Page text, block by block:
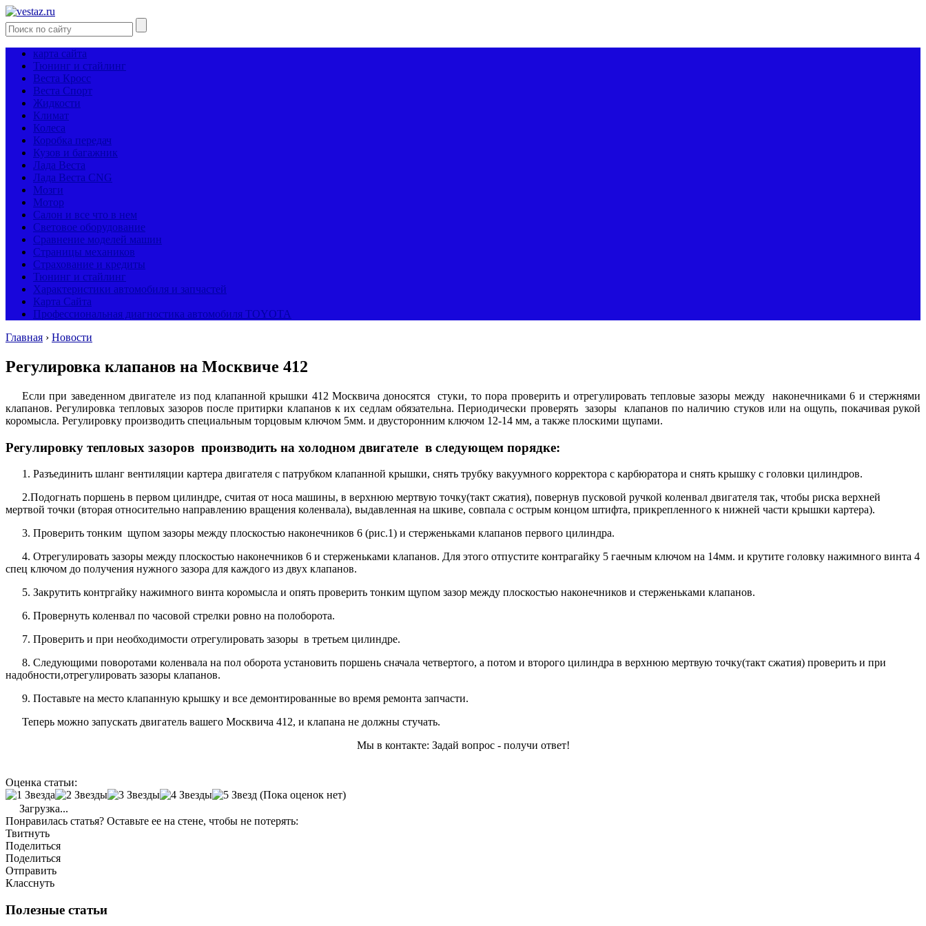
карта сайта
Тюнинг и стайлинг
Веста Кросс
Веста Спорт
Жидкости
Климат
Колеса
Коробка передач
Кузов и багажник
Лада Веста
Лада Веста CNG
Мозги
Мотор
Салон и все что в нем
Световое оборудование
Сравнение моделей машин
Страницы механиков
Страхование и кредиты
Тюнинг и стайлинг
Характеристики автомобиля и запчастей
Карта Сайта
Профессиональная диагностика автомобиля TOYOTA
Главная › Новости
Регулировка клапанов на Москвиче 412
Если при заведенном двигателе из под клапанной крышки 412 Москвича доносятся стуки, то пора проверить и отрегулировать тепловые зазоры между наконечниками 6 и стержнями
клапанов. Регулировка тепловых зазоров после притирки клапанов к их седлам обязательна. Периодически проверять зазоры клапанов по наличию стуков или на ощупь, покачивая рукой
коромысла. Регулировку производить специальным торцовым ключом 5мм. и двусторонним ключом 12-14 мм, а также плоскими щупами.
Регулировку тепловых зазоров производить на холодном двигателе в следующем порядке:
1. Разъединить шланг вентиляции картера двигателя с патрубком клапанной крышки, снять трубку вакуумного корректора с карбюратора и снять крышку с головки цилиндров.
2.Подогнать поршень в первом цилиндре, считая от носа машины, в верхнюю мертвую точку(такт сжатия), повернув пусковой ручкой коленвал двигателя так, чтобы риска верхней
мертвой точки (вторая относительно направлению вращения коленвала), выдавленная на шкиве, совпала с острым концом штифта, прикрепленного к нижней части крышки картера).
3. Проверить тонким щупом зазоры между плоскостью наконечников 6 (рис.1) и стерженьками клапанов первого цилиндра.
4. Отрегулировать зазоры между плоскостью наконечников 6 и стерженьками клапанов. Для этого отпустите контрагайку 5 гаечным ключом на 14мм. и крутите головку нажимного винта 4
спец ключом до получения нужного зазора для каждого из двух клапанов.
5. Закрутить контргайку нажимного винта коромысла и опять проверить тонким щупом зазор между плоскостью наконечников и стерженьками клапанов.
6. Провернуть коленвал по часовой стрелки ровно на полоборота.
7. Проверить и при необходимости отрегулировать зазоры в третьем цилиндре.
8. Следующими поворотами коленвала на пол оборота установить поршень сначала четвертого, а потом и второго цилиндра в верхнюю мертвую точку(такт сжатия) проверить и при
надобности,отрегулировать зазоры клапанов.
9. Поставьте на место клапанную крышку и все демонтированные во время ремонта запчасти.
Теперь можно запускать двигатель вашего Москвича 412, и клапана не должны стучать.
Мы в контакте: Задай вопрос - получи ответ!
Оценка статьи:
(Пока оценок нет)
Загрузка...
Понравилась статья? Оставьте ее на стене, чтобы не потерять:
Твитнуть
Поделиться
Поделиться
Отправить
Класснуть
Полезные статьи